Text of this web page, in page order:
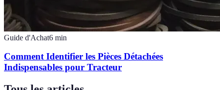
Guide d'Achat6 min
Comment Identifier les Pièces Détachées
Indispensables pour Tracteur